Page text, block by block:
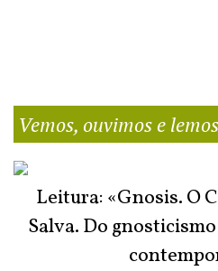
Vemos, ouvimos e lemos
Leitura: «Gnosis. O
Salva. Do